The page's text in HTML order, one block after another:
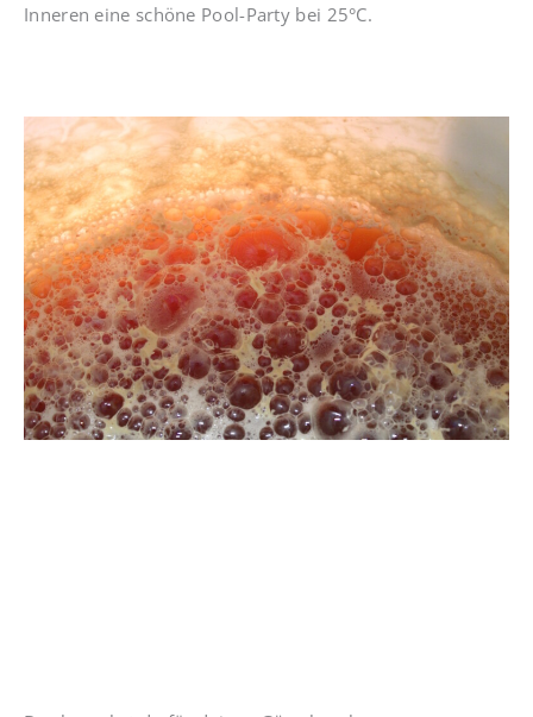
Inneren eine schöne Pool-Party bei 25°C.